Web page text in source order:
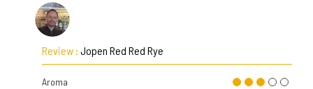
Review : Jopen Red Red Rye
Aroma